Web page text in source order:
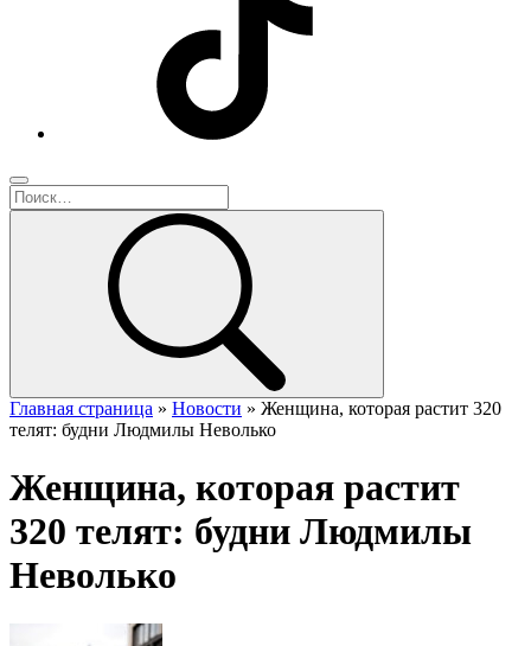
Главная страница » Новости » Женщина, которая растит 320
телят: будни Людмилы Неволько
Женщина, которая растит
320 телят: будни Людмилы
Неволько